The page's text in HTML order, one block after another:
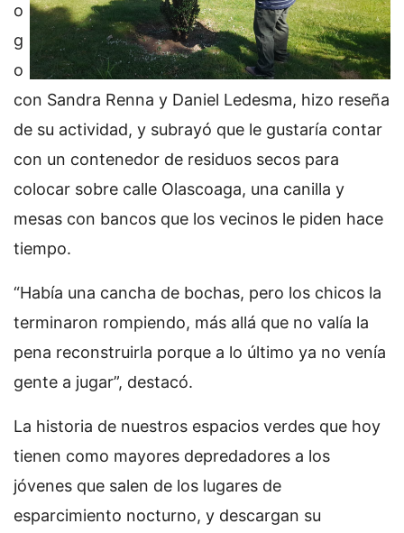
o
g
o
con Sandra Renna y Daniel Ledesma, hizo reseña
de su actividad, y subrayó que le gustaría contar
con un contenedor de residuos secos para
colocar sobre calle Olascoaga, una canilla y
mesas con bancos que los vecinos le piden hace
tiempo.
“Había una cancha de bochas, pero los chicos la
terminaron rompiendo, más allá que no valía la
pena reconstruirla porque a lo último ya no venía
gente a jugar”, destacó.
La historia de nuestros espacios verdes que hoy
tienen como mayores depredadores a los
jóvenes que salen de los lugares de
esparcimiento nocturno, y descargan su